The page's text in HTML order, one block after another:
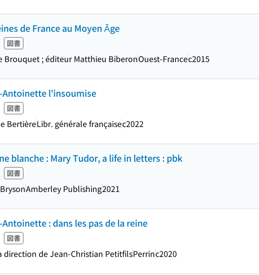
de France au Moyen Âge
図書
Brouquet ; éditeur Matthieu BiberonOuest-Francec2015
Antoinette l'insoumise
図書
BertièreLibr. générale françaisec2022
blanche : Mary Tudor, a life in letters : pbk
図書
Amberley Publishing2021
Antoinette : dans les pas de la reine
図書
direction de Jean-Christian PetitfilsPerrinc2020